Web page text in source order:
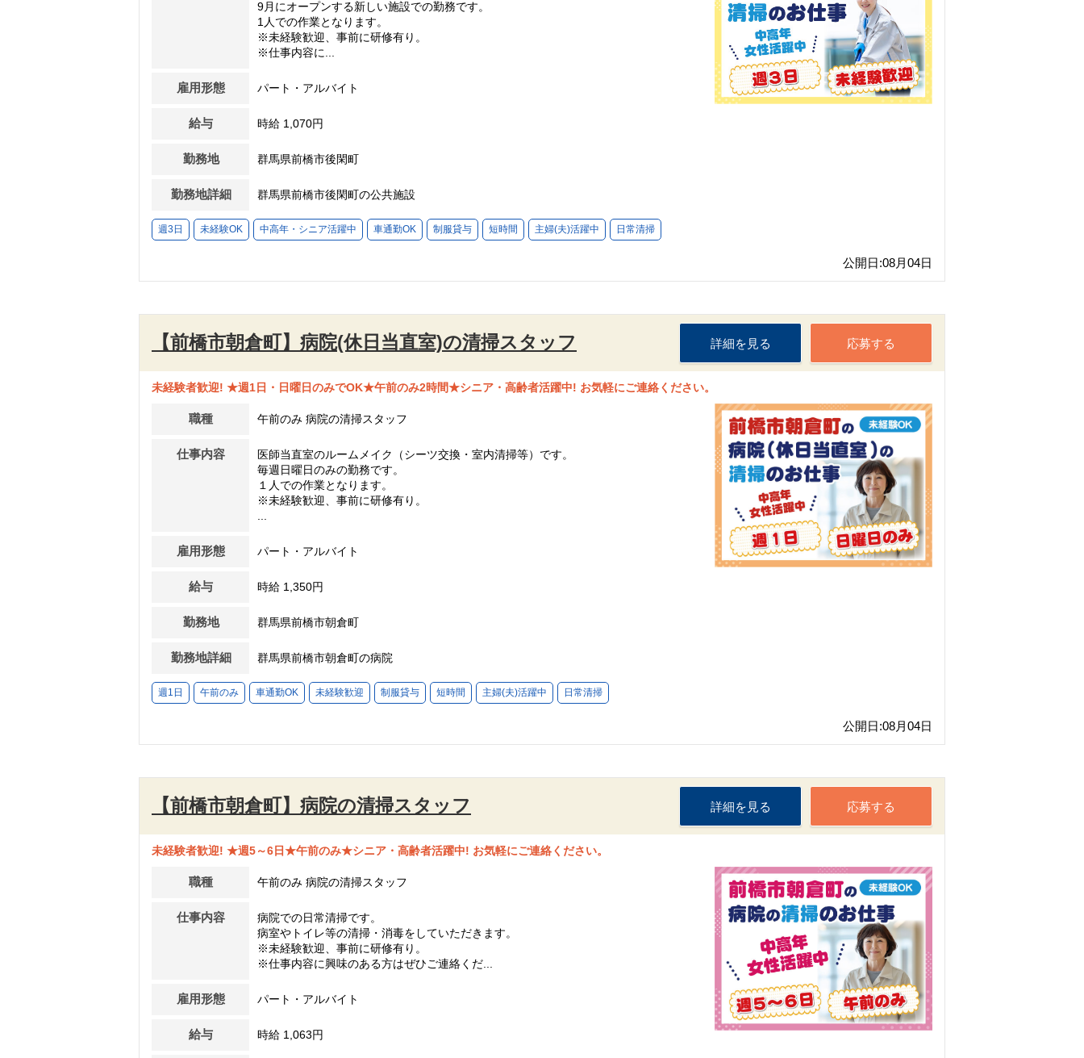
9月にオープンする新しい施設での勤務です。
1人での作業となります。
※未経験歓迎、事前に研修有り。
※仕事内容に...
雇用形態 パート・アルバイト
給与 時給 1,070円
勤務地 群馬県前橋市後閑町
勤務地詳細 群馬県前橋市後閑町の公共施設
週3日 未経験OK 中高年・シニア活躍中 車通勤OK 制服貸与 短時間 主婦(夫)活躍中 日常清掃
公開日:08月04日
【前橋市朝倉町】病院(休日当直室)の清掃スタッフ 応募する
詳細を見る
未経験者歓迎! ★週1日・日曜日のみでOK★午前のみ2時間★シニア・高齢者活躍中! お気軽にご連絡ください。
職種 午前のみ 病院の清掃スタッフ
仕事内容
医師当直室のルームメイク（シーツ交換・室内清掃等）です。
毎週日曜日のみの勤務です。
１人での作業となります。
※未経験歓迎、事前に研修有り。
...
雇用形態 パート・アルバイト
給与 時給 1,350円
勤務地 群馬県前橋市朝倉町
勤務地詳細 群馬県前橋市朝倉町の病院
週1日 午前のみ 車通勤OK 未経験歓迎 制服貸与 短時間 主婦(夫)活躍中 日常清掃
公開日:08月04日
【前橋市朝倉町】病院の清掃スタッフ 応募する
詳細を見る
未経験者歓迎! ★週5～6日★午前のみ★シニア・高齢者活躍中! お気軽にご連絡ください。
職種 午前のみ 病院の清掃スタッフ
仕事内容
病院での日常清掃です。
病室やトイレ等の清掃・消毒をしていただきます。
※未経験歓迎、事前に研修有り。
※仕事内容に興味のある方はぜひご連絡くだ...
雇用形態 パート・アルバイト
給与 時給 1,063円